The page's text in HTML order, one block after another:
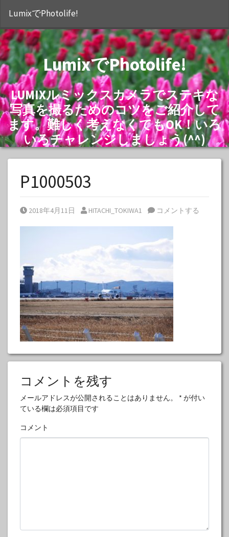
LumixでPhotolife!
LumixでPhotolife!
LUMIXルミックスカメラでステキな
写真を撮るためのコツをご紹介して
ます。難しく考えなくてもOK！いろ
いろチャレンジしましょう(^^)
P1000503
Posted on
2018年4月11日 Posted by
HITACHI_TOKIWA1 コメントする
コメントを残す
メールアドレスが公開されることはありません。 * が付い
ている欄は必須項目です
コメント